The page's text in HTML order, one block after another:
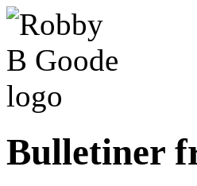
Bulletiner